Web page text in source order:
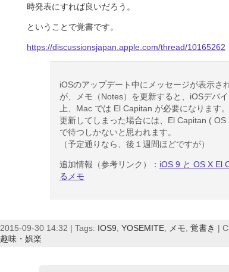
時発表にすれば良いだろう。
ということで覚書です。
https://discussionsjapan.apple.com/thread/10165262
iOSのアップデート中にメッセージが表示さ
が、メモ（Notes）を更新すると、iOSデバ
上、Mac では El Capitan が必要になります。
更新してしまった場合には、El Capitan ( OS
で待つしかないと思われます。
（予定通りなら、後１週間ほどですが）
追加情報（参考リンク）： iOS 9 と OS X El
るメモ
2015-09-30 14:32 | Tags: IOS9 YOSEMITE メモ 覚書き |
趣味・娯楽